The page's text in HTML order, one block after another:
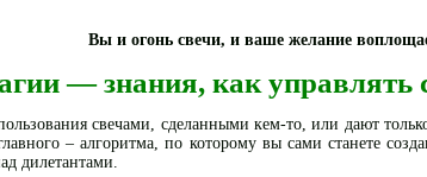
Вы и огонь свечи, и ваше желание
— знания, как управлять
свечами, сделанными кем-то, или дают
– алгоритма, по которому вы сами станете
дилетантами.